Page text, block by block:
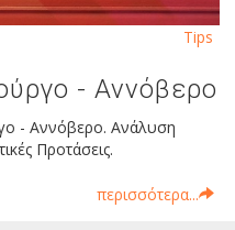
- Αννόβερο
- Αννόβερο. Ανάλυση
Προτάσεις.
περισσότερα...
Tips